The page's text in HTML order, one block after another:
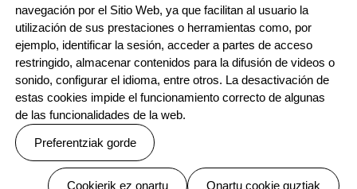
Orri-oina
Contacto Testu-legalak
Cookien politika Pribatutasun politika
Webgune hau Ikastolen Elkarteak garatu du
navegación por el Sitio Web, ya que facilitan al usuario la
utilización de sus prestaciones o herramientas como, por
ejemplo, identificar la sesión, acceder a partes de acceso
restringido, almacenar contenidos para la difusión de videos o
sonido, configurar el idioma, entre otros. La desactivación de
estas cookies impide el funcionamiento correcto de algunas
de las funcionalidades de la web.
Preferentziak gorde
Cookierik ez onartu Onartu cookie guztiak
Baimenak ezeztatu